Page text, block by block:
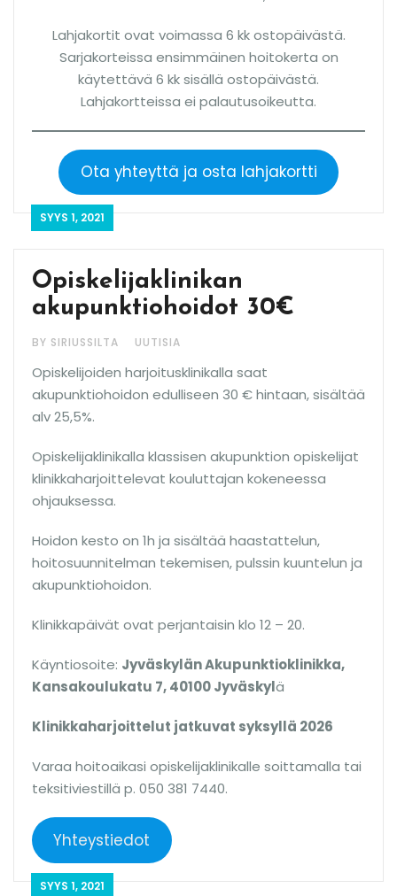
Lahjakortit ovat voimassa 6 kk ostopäivästä.
Sarjakorteissa ensimmäinen hoitokerta on
käytettävä 6 kk sisällä ostopäivästä.
Lahjakortteissa ei palautusoikeutta.
Ota yhteyttä ja osta lahjakortti
SYYS 1, 2021
Opiskelijaklinikan
akupunktiohoidot 30€
BY SIRIUSSILTA UUTISIA
Opiskelijoiden harjoitusklinikalla saat
akupunktiohoidon edulliseen 30 € hintaan, sisältää
alv 25,5%.
Opiskelijaklinikalla klassisen akupunktion opiskelijat
klinikkaharjoittelevat kouluttajan kokeneessa
ohjauksessa.
Hoidon kesto on 1h ja sisältää haastattelun,
hoitosuunnitelman tekemisen, pulssin kuuntelun ja
akupunktiohoidon.
Klinikkapäivät ovat perjantaisin klo 12 – 20.
Käyntiosoite: Jyväskylän Akupunktioklinikka,
Kansakoulukatu 7, 40100 Jyväskylä
Klinikkaharjoittelut jatkuvat syksyllä 2026
Varaa hoitoaikasi opiskelijaklinikalle soittamalla tai
teksitiviestillä p. 050 381 7440.
Yhteystiedot
SYYS 1, 2021